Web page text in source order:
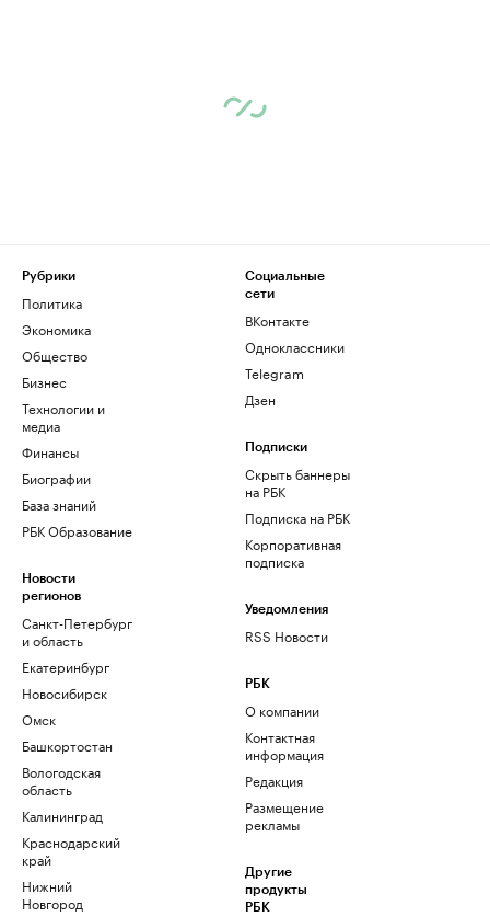
Рубрики
Политика
Экономика
Общество
Бизнес
Технологии и
медиа
Финансы
Биографии
База знаний
РБК Образование
Новости
регионов
Санкт-Петербург
и область
Екатеринбург
Новосибирск
Омск
Башкортостан
Вологодская
область
Калининград
Краснодарский
край
Нижний
Новгород
Социальные
сети
ВКонтакте
Одноклассники
Telegram
Дзен
Подписки
Скрыть баннеры
на РБК
Подписка на РБК
Корпоративная
подписка
Уведомления
RSS Новости
РБК
О компании
Контактная
информация
Редакция
Размещение
рекламы
Другие
продукты
РБК